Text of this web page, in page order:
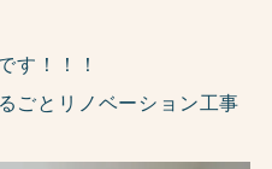
す！！！
ごとリノベーション工事